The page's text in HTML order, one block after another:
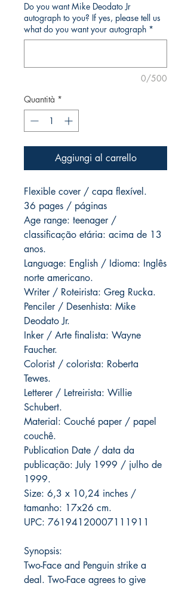
Do you want Mike Deodato Jr
autograph to you? If yes, please tell us
what do you want your autograph *
0/500
Quantità *
Aggiungi al carrello
Flexible cover / capa flexível.
36 pages / páginas
Age range: teenager /
classificação etária: acima de 13
anos.
Language: English / Idioma: Inglês
norte americano.
Writer / Roteirista: Greg Rucka.
Penciler / Desenhista: Mike
Deodato Jr.
Inker / Arte finalista: Wayne
Faucher.
Colorist / colorista: Roberta
Tewes.
Letterer / Letreirista: Willie
Schubert.
Material: Couché paper / papel
couchê.
Publication Date / data da
publicação: July 1999 / julho de
1999.
Size: 6,3 x 10,24 inches /
tamanho: 17x26 cm.
UPC: 76194120007111911
Synopsis:
Two-Face and Penguin strike a
deal. Two-Face agrees to give